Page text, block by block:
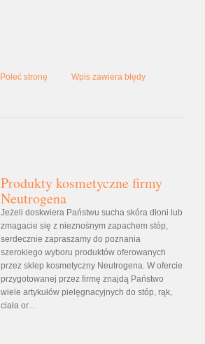
Poleć stronę Wpis zawiera błędy
Produkty kosmetyczne firmy
Neutrogena
Jeżeli doskwiera Państwu sucha skóra dłoni lub
zmagacie się z nieznośnym zapachem stóp,
serdecznie zapraszamy do poznania
szerokiego wyboru produktów oferowanych
przez sklep kosmetyczny Neutrogena. W ofercie
przygotowanej przez firmę znajdą Państwo
wiele artykułów pielęgnacyjnych do stóp, rąk,
ciała or...